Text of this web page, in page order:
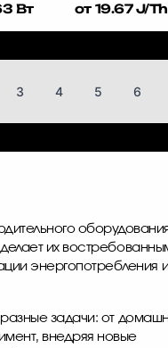
Вт
от 19.67 J/Th
3 4 5 6
их
энергопотребления
задачи: от
внедряя новые